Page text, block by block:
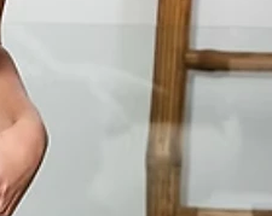
Composizione e lavaggio
Seleziona
Quantità